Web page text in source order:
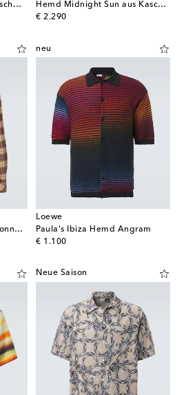
Hemd Rose Blume aus Kaschmir mit Sonnenstein
Hemd Midnight Sun aus Kaschmir mit Karneol
€ 2.290
original price
Hemd aus Kaschmir mit Sonnenstein
neu
Loewe
Paula's Ibiza Hemd Angram
€ 1.100
original price
Neue Saison